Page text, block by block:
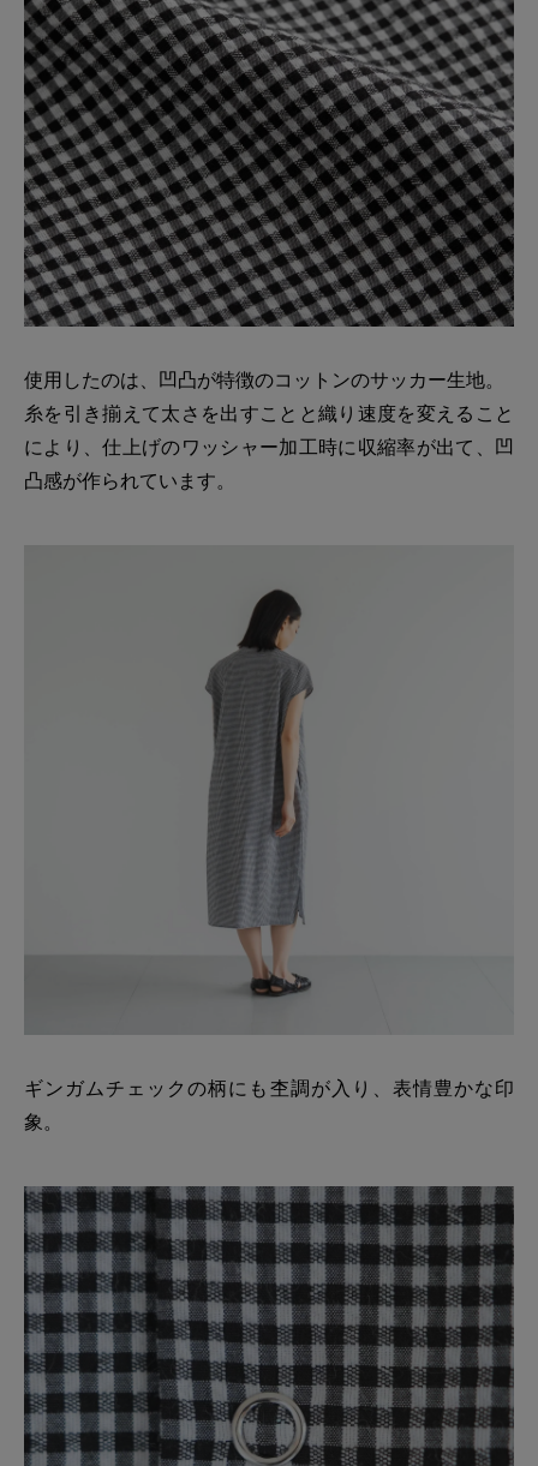
使用したのは、凹凸が特徴のコットンのサッカー生地。
糸を引き揃えて太さを出すことと織り速度を変えること
により、仕上げのワッシャー加工時に収縮率が出て、凹
凸感が作られています。
ギンガムチェックの柄にも杢調が入り、表情豊かな印
象。